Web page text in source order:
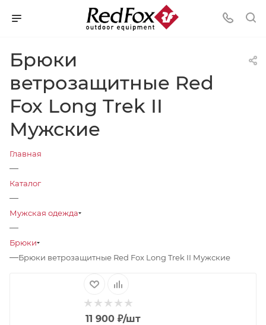
Брюки
ветрозащитные Red
Fox Long Trek II
Мужские
Главная
—
Каталог
—
Мужская одежда
—
Брюки
—Брюки ветрозащитные Red Fox Long Trek II Мужские
11 900 ₽/шт